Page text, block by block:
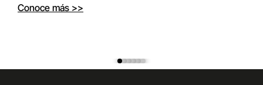
Conoce más >>